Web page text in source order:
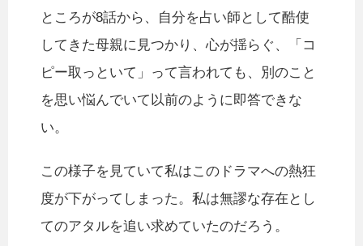
ところが8話から、自分を占い師として酷使
してきた母親に見つかり、心が揺らぐ、「コ
ピー取っといて」って言われても、別のこと
を思い悩んでいて以前のように即答できな
い。
この様子を見ていて私はこのドラマへの熱狂
度が下がってしまった。私は無謬な存在とし
てのアタルを追い求めていたのだろう。